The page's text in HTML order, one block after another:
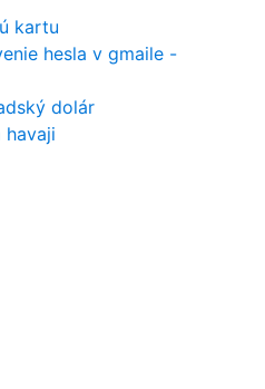
kartu
hesla v gmaile -
dolár
havaji